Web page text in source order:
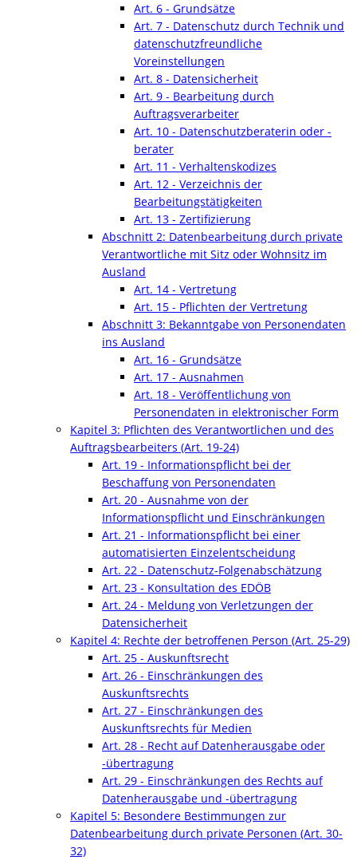
Art. 6 - Grundsätze
Art. 7 - Datenschutz durch Technik und
datenschutzfreundliche
Voreinstellungen
Art. 8 - Datensicherheit
Art. 9 - Bearbeitung durch
Auftragsverarbeiter
Art. 10 - Datenschutzberaterin oder -
berater
Art. 11 - Verhaltenskodizes
Art. 12 - Verzeichnis der
Bearbeitungstätigkeiten
Art. 13 - Zertifizierung
Abschnitt 2: Datenbearbeitung durch private
Verantwortliche mit Sitz oder Wohnsitz im
Ausland
Art. 14 - Vertretung
Art. 15 - Pflichten der Vertretung
Abschnitt 3: Bekanntgabe von Personendaten
ins Ausland
Art. 16 - Grundsätze
Art. 17 - Ausnahmen
Art. 18 - Veröffentlichung von
Personendaten in elektronischer Form
Kapitel 3: Pflichten des Verantwortlichen und des
Auftragsbearbeiters (Art. 19-24)
Art. 19 - Informationspflicht bei der
Beschaffung von Personendaten
Art. 20 - Ausnahme von der
Informationspflicht und Einschränkungen
Art. 21 - Informationspflicht bei einer
automatisierten Einzelentscheidung
Art. 22 - Datenschutz-Folgenabschätzung
Art. 23 - Konsultation des EDÖB
Art. 24 - Meldung von Verletzungen der
Datensicherheit
Kapitel 4: Rechte der betroffenen Person (Art. 25-29)
Art. 25 - Auskunftsrecht
Art. 26 - Einschränkungen des
Auskunftsrechts
Art. 27 - Einschränkungen des
Auskunftsrechts für Medien
Art. 28 - Recht auf Datenherausgabe oder
-übertragung
Art. 29 - Einschränkungen des Rechts auf
Datenherausgabe und -übertragung
Kapitel 5: Besondere Bestimmungen zur
Datenbearbeitung durch private Personen (Art. 30-
32)